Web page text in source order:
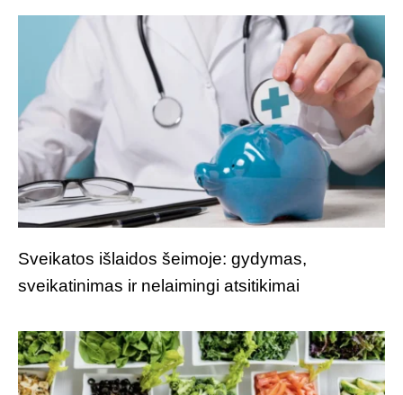
Sveikatos išlaidos šeimoje: gydymas,
sveikatinimas ir nelaimingi atsitikimai